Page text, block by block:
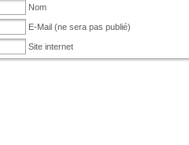
Nom
E-Mail (ne sera pas publié)
Site internet